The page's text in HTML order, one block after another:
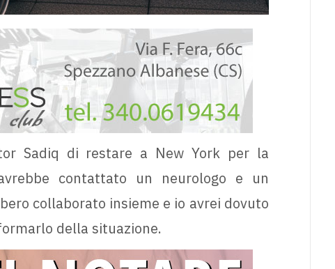
Sadiq di restare a New York per la
contattato un neurologo e un
collaborato insieme e io avrei dovuto
della situazione.